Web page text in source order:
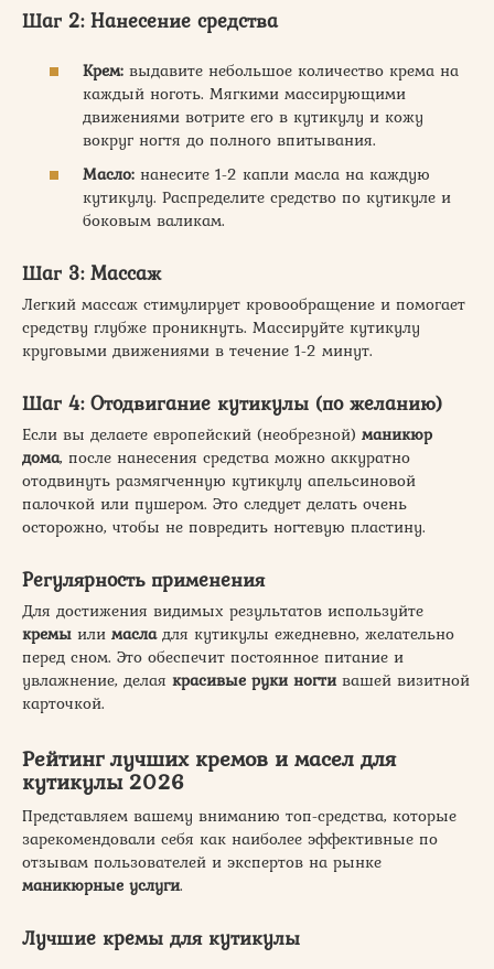
Шаг 2: Нанесение средства
Крем: выдавите небольшое количество крема на
каждый ноготь. Мягкими массирующими
движениями вотрите его в кутикулу и кожу
вокруг ногтя до полного впитывания.
Масло: нанесите 1-2 капли масла на каждую
кутикулу. Распределите средство по кутикуле и
боковым валикам.
Шаг 3: Массаж
Легкий массаж стимулирует кровообращение и помогает
средству глубже проникнуть. Массируйте кутикулу
круговыми движениями в течение 1-2 минут.
Шаг 4: Отодвигание кутикулы (по желанию)
Если вы делаете европейский (необрезной) маникюр
дома, после нанесения средства можно аккуратно
отодвинуть размягченную кутикулу апельсиновой
палочкой или пушером. Это следует делать очень
осторожно, чтобы не повредить ногтевую пластину.
Регулярность применения
Для достижения видимых результатов используйте
кремы или масладля кутикулы ежедневно, желательно
перед сном. Это обеспечит постоянное питание и
увлажнение, делая красивые руки ногтивашей визитной
карточкой.
Рейтинг лучших кремов и масел для
кутикулы 2026
Представляем вашему вниманию топ-средства, которые
зарекомендовали себя как наиболее эффективные по
отзывам пользователей и экспертов на рынке
маникюрные услуги.
Лучшие кремы для кутикулы